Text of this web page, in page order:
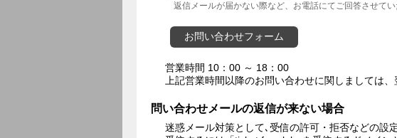
返信メールが届かない際など、お電話にてご回答させてい
お問い合わせフォーム
営業時間 10：00 ～ 18：00
上記営業時間以降のお問い合わせに関しましては
問い合わせメールの返信が来ない場合
迷惑メール対策として､受信の許可・拒否などの設